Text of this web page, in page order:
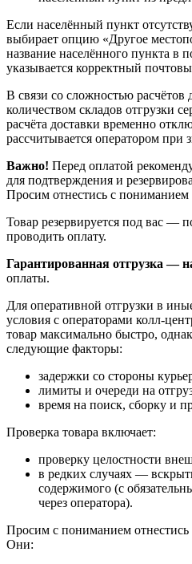
Если населённый пункт
выбирает опцию «Другое
название населённого пункта в
указывается корректный
В связи со сложностью
количеством складов отгрузки
расчёта доставки временно
рассчитывается оператором при
Важно! Перед оплатой
для подтверждения и
Просим отнестись с пониманием
Товар резервируется под вас —
проводить оплату.
Гарантированная отгрузка —
оплаты.
Для оперативной отгрузки в
условия с операторами
товар максимально быстро,
следующие факторы:
задержки со стороны
лимиты и очереди на
время на поиск, сборку и
Проверка товара включает:
проверку целостности
в редких случаях —
содержимого (с
через оператора).
Просим с пониманием отнестись
Они: